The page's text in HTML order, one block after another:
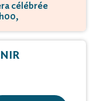
célébrée